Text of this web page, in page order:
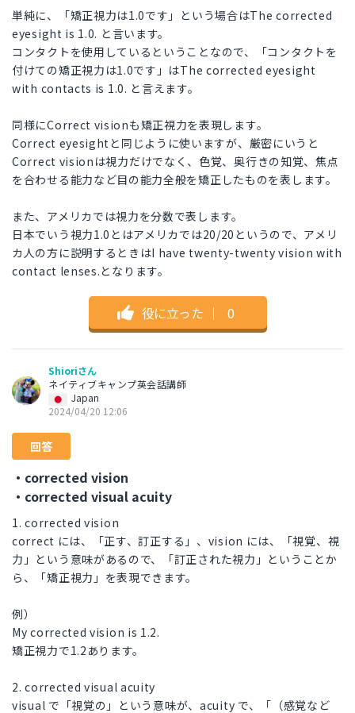
単純に、「矯正視力は1.0です」という場合はThe corrected
eyesight is 1.0. と言います。
コンタクトを使用しているということなので、「コンタクトを
付けての矯正視力は1.0です」はThe corrected eyesight
with contacts is 1.0. と言えます。
同様にCorrect visionも矯正視力を表現します。
Correct eyesightと同じように使いますが、厳密にいうと
Correct visionは視力だけでなく、色覚、奥行きの知覚、焦点
を合わせる能力など目の能力全般を矯正したものを表します。
また、アメリカでは視力を分数で表します。
日本でいう視力1.0とはアメリカでは20/20というので、アメリ
カ人の方に説明するときはI have twenty-twenty vision with
contact lenses.となります。
役に立った ｜ 0
Shioriさん
ネイティブキャンプ英会話講師
Japan
2024/04/20 12:06
回答
・corrected vision
・corrected visual acuity
1. corrected vision
correct には、「正す、訂正する」、vision には、「視覚、視
力」という意味があるので、「訂正された視力」ということか
ら、「矯正視力」を表現できます。
例）
My corrected vision is 1.2.
矯正視力で1.2あります。
2. corrected visual acuity
visual で「視覚の」という意味が、acuity で、「（感覚など